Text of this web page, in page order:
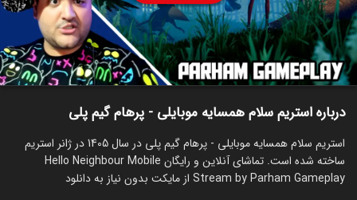
استریم
توضیحات قسمت‌ها سریال‌های مشابه
درباره استریم سلام همسایه موبایلی - پرهام گیم پلی
استریم سلام همسایه موبایلی - پرهام گیم پلی در سال 1405 در ژانر استریم
ساخته شده است. تماشای آنلاین و رایگان Hello Neighbour Mobile
Stream by Parham Gameplay از مایکت بدون نیاز به دانلود